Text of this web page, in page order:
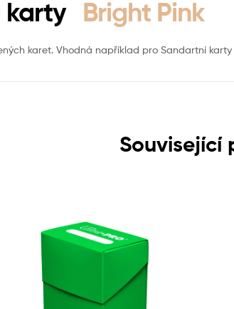
karty Bright Pink
karet. Vhodná například pro Sandartní karty
Související